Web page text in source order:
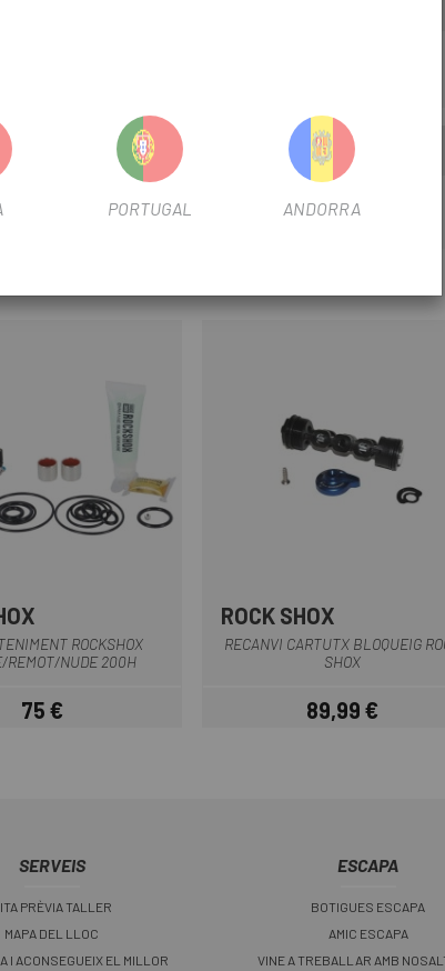
ROCKSHOX
REMOT/NUDE 200H
Preu
75 €
ROCK SHOX
RECANVI CARTUTX BLOQUEIG
SHOX
Preu
89,99 €
SERVEIS
PRÈVIA TALLER
MAPA DEL LLOC
I ACONSEGUEIX EL MILLOR
ESCAPA
BOTIGUES ESCAPA
AMIC ESCAPA
VINE A TREBALLAR AMB
PORTUGAL ANDORRA